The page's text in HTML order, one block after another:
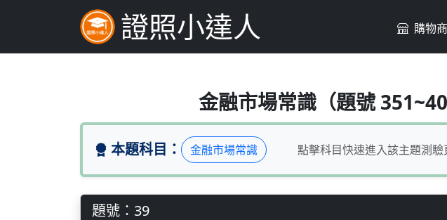
證照小達人 購物
下列何者屬於風險控制措施
金融市場常識（題號
本題科目： 金融市場常識 點擊科目快速進入該主題測驗
題號：39